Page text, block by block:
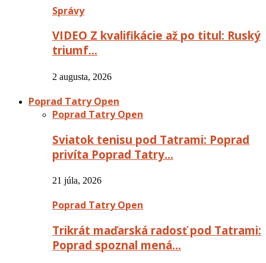
Správy
VIDEO Z kvalifikácie až po titul: Ruský
triumf…
2 augusta, 2026
Poprad Tatry Open
Poprad Tatry Open
Sviatok tenisu pod Tatrami: Poprad
privíta Poprad Tatry…
21 júla, 2026
Poprad Tatry Open
Trikrát maďarská radosť pod Tatrami:
Poprad spoznal mená…